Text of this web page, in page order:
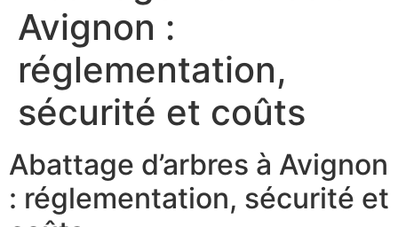
Avignon :
réglementation,
sécurité et coûts
Abattage d’arbres à Avignon
: réglementation, sécurité et